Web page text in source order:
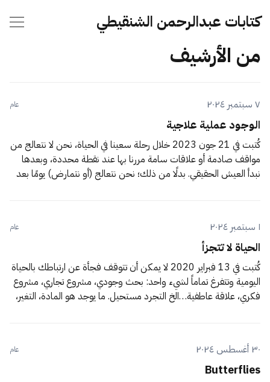
كتابات عبدالرحمن الشنقيطي
من الأرشيف
٧ سبتمبر ٢٠٢٤ عام
الوجود عملية علاجية
كُتبت في 21 جون 2023 خلال رحلة سعينا في الحياة، نحن لا نتعالج من
مواقف صادمة أو علاقات سامة مررنا بها عند نقطة محددة، وبعدها
نبدأ العيش الحقيقي. بدلًا من ذلك؛ نحن نتعالج (أو نتمارض) يومًا بعد
١ سبتمبر ٢٠٢٤ عام
الحياة لا تتجزأ
كُتبت في 13 فبراير 2020 لا يمكن أن تتوقف فجأة عن ارتباطك بالحياة
اليومية وتتفرغ تماماً لشيء واحد: بحث وجودي، مشروع تجاري، مشروع
فكري، علاقة عاطفية…الخ التجرد مستحيل. ما يوجد هو المادة، التغير،
٣٠ أغسطس ٢٠٢٤
عام
Butterflies